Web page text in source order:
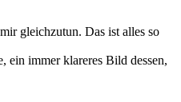
gleichzutun. Das ist alles so
ein immer klareres Bild dessen,